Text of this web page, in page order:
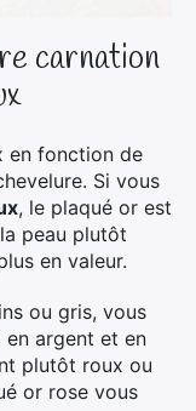
carnation
en fonction de
Si vous
, le plaqué or est
peau plutôt
en valeur.
ou gris, vous
argent et en
plutôt roux ou
or rose vous